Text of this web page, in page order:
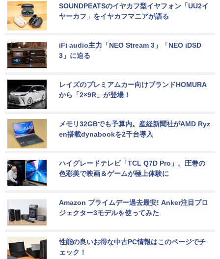
SOUNDPEATSのイヤカフ型イヤフォン「UU2イ
ヤーカフ」をイヤカフマニアが語る
iFi audio主力「NEO Stream 3」「NEO iDSD
3」に迫る
レイズのプレミアムカー向けブランドHOMURA
から「2×9R」が登場！
メモリ32GBでも予算内。産経新聞社がAMD Ryz
en搭載dynabookを2千台導入
ハイグレードテレビ「TCL Q7D Pro」。圧巻の
色彩美で映画＆ゲームが極上体験に
Amazon プライムデー過去最安! Anker注目プロ
ジェクター3モデルを使ってみた
性能の良いお得な中古PC情報はこのページでチ
ェック！